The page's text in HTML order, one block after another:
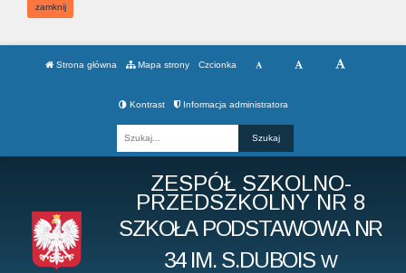
zamknij
Strona główna Mapa strony Czcionka
Kontrast Informacja administratora
ZESPÓŁ SZKOLNO-
PRZEDSZKOLNY NR 8
SZKOŁA PODSTAWOWA NR
34 IM. S.DUBOIS W